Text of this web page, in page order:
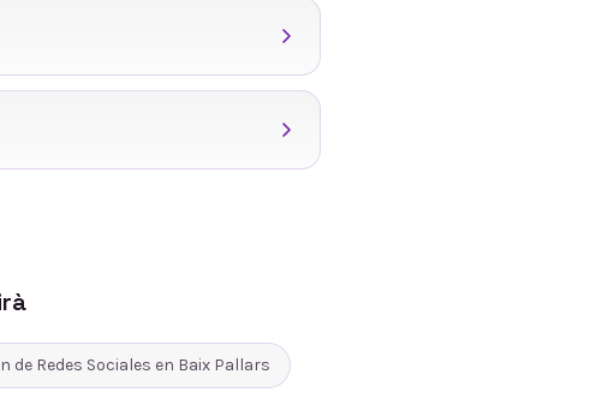
de Redes Sociales en Baix Pallars